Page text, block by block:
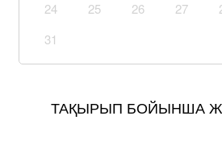
24
25 26 27
31
ТАҚЫРЫП БОЙЫНША